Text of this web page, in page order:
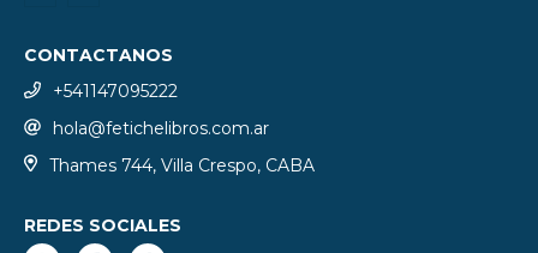
CONTACTANOS
+541147095222
hola@fetichelibros.com.ar
Thames 744, Villa Crespo, CABA
REDES SOCIALES